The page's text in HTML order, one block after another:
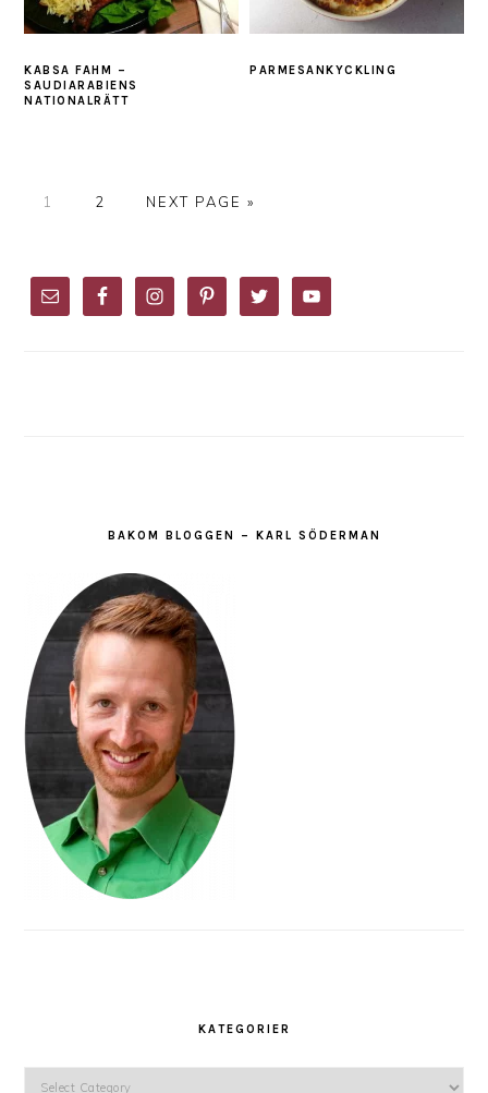
KABSA FAHM –
SAUDIARABIENS
NATIONALRÄTT
PARMESANKYCKLING
PAGE
1 PAGE
2
GO
NEXT PAGE »
SIDEBAR
BAKOM BLOGGEN – KARL SÖDERMAN
KATEGORIER